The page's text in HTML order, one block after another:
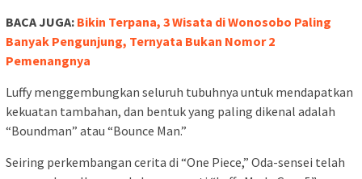
BACA JUGA: Bikin Terpana, 3 Wisata di Wonosobo Paling
Banyak Pengunjung, Ternyata Bukan Nomor 2
Pemenangnya
Luffy menggembungkan seluruh tubuhnya untuk mendapatkan
kekuatan tambahan, dan bentuk yang paling dikenal adalah
“Boundman” atau “Bounce Man.”
Seiring perkembangan cerita di “One Piece,” Oda-sensei telah